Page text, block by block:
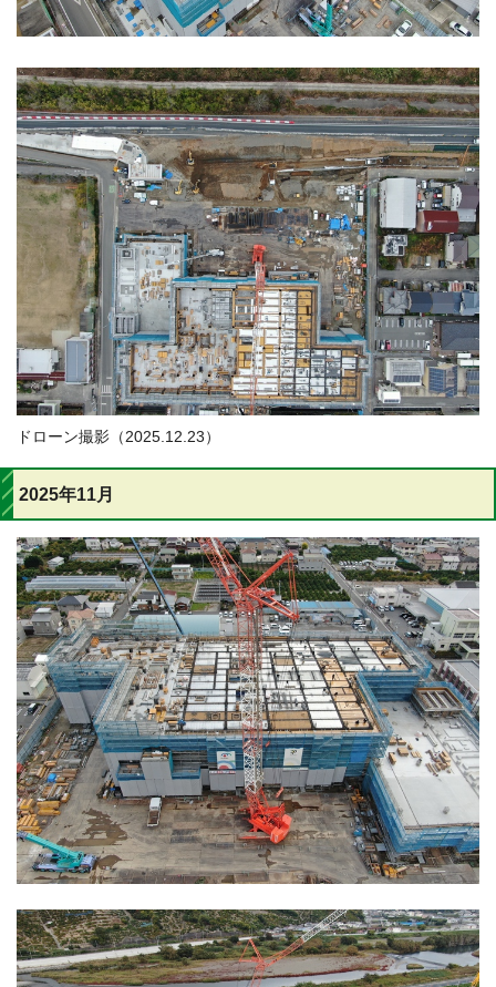
ドローン撮影（2025.12.23）
2025年11月